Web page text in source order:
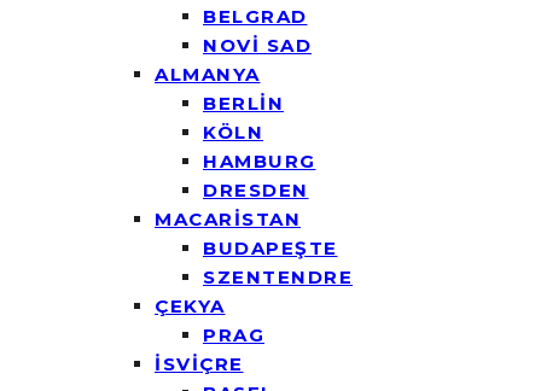
BELGRAD
NOVİ SAD
ALMANYA
BERLİN
KÖLN
HAMBURG
DRESDEN
MACARİSTAN
BUDAPEŞTE
SZENTENDRE
ÇEKYA
PRAG
İSVİÇRE